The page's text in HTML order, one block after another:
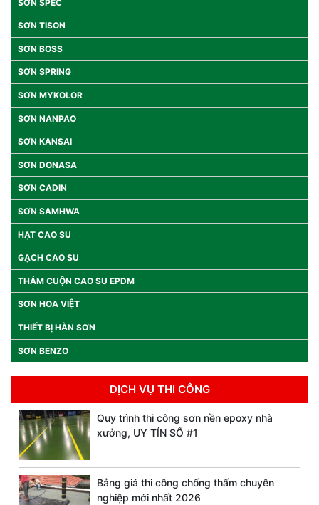
SƠN SPEC
SƠN TISON
SƠN BOSS
SƠN SPRING
SƠN MYKOLOR
SƠN NANPAO
SƠN KANSAI
SƠN DONASA
SƠN CADIN
SƠN SAMHWA
HẠT CAO SU
GẠCH CAO SU
THẢM CUỘN CAO SU EPDM
SƠN HOA VIỆT
THIẾT BỊ HÀN SƠN
SƠN BENZO
DỊCH VỤ THI CÔNG
Quy trình thi công sơn nền epoxy nhà
xưởng, UY TÍN SỐ #1
Bảng giá thi công chống thấm chuyên
nghiệp mới nhất 2026